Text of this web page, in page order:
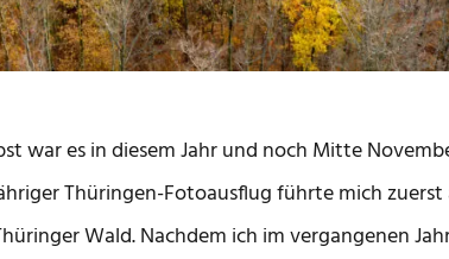
war es in diesem Jahr und noch Mitte
Thüringen-Fotoausflug führte mich zuerst
Wald. Nachdem ich im vergangenen